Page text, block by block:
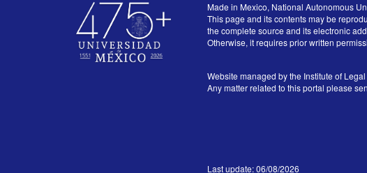
Made in Mexico, National Autonomous
This page and its contents may be
the complete source and its electronic
Otherwise, it requires prior written
Website managed by the Institute of
Any matter related to this portal please
Last update: 06/08/2026